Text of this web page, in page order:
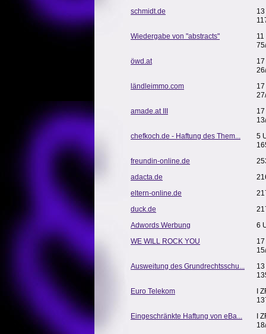
schmidt.de
Wiedergabe von "abstracts"
11
öwd.at
ländleimmo.com
amade.at III
chefkoch.de - Haftung des Them...
5
freundin-online.de
adacta.de
eltern-online.de
duck.de
Adwords Werbung
6
WE WILL ROCK YOU
Ausweitung des Grundrechtsschu...
Euro Telekom
I
Eingeschränkte Haftung von eBa...
I